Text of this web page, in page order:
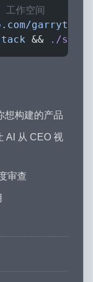
作空间
garrytan/
&& ./setup
构建的产品
AI 从 CEO 视
审查